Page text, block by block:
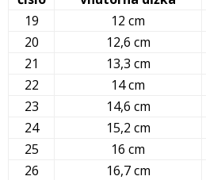
19
12 cm
20
12,6 cm
21
13,3 cm
22
14 cm
23
14,6 cm
24
15,2 cm
25
16 cm
26
16,7 cm